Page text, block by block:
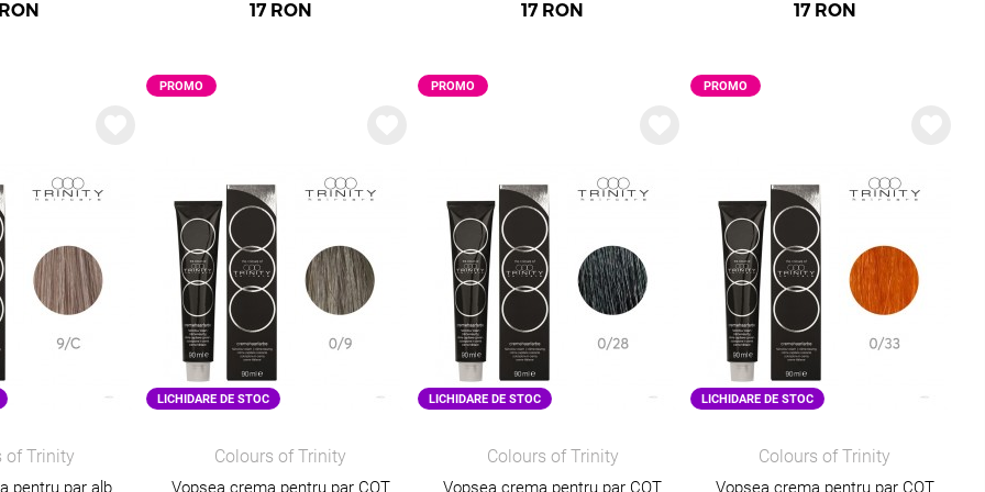
PROMO PROMO PROMO
RON 17 RON 17 RON 17 RON
of Trinity
pentru par alb
LICHIDARE DE STOC
Colours of Trinity
Vopsea crema pentru par COT
PROMO
LICHIDARE DE STOC
Colours of Trinity
Vopsea crema pentru par COT
PROMO
LICHIDARE DE STOC
Colours of Trinity
Vopsea crema pentru par COT
PROMO